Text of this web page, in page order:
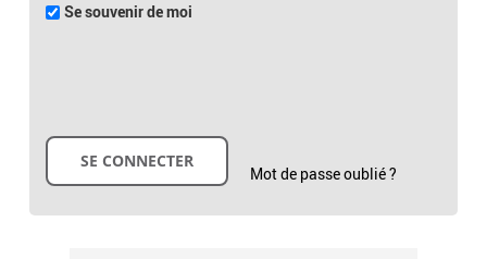
Se souvenir de moi
Mot de passe oublié ?